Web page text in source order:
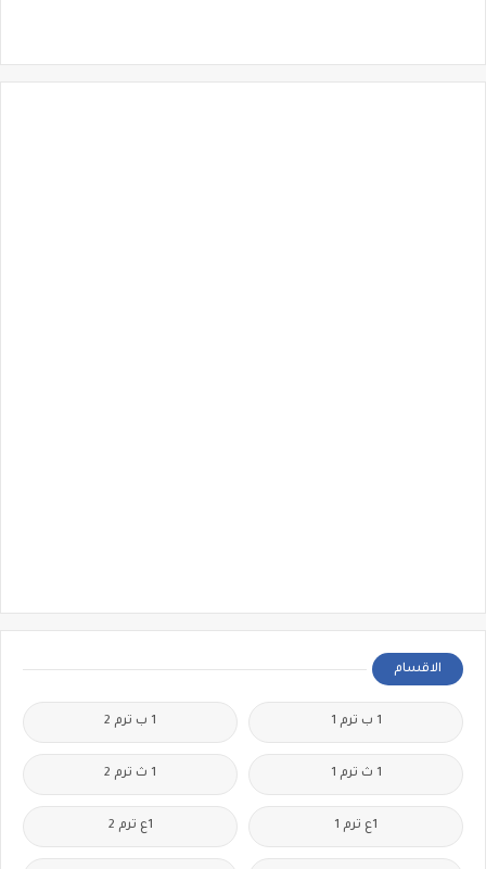
الاقسام
1 ب ترم 1 1 ب ترم 2
1 ث ترم 1 1 ث ترم 2
1ع ترم 1 1ع ترم 2